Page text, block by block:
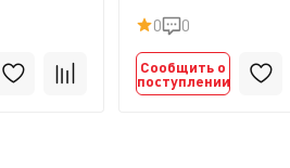
0 0
Сообщить о
поступлении